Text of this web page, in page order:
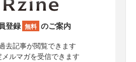
登録 無料 のご案内
去記事が閲覧できます
メルマガを受信できます